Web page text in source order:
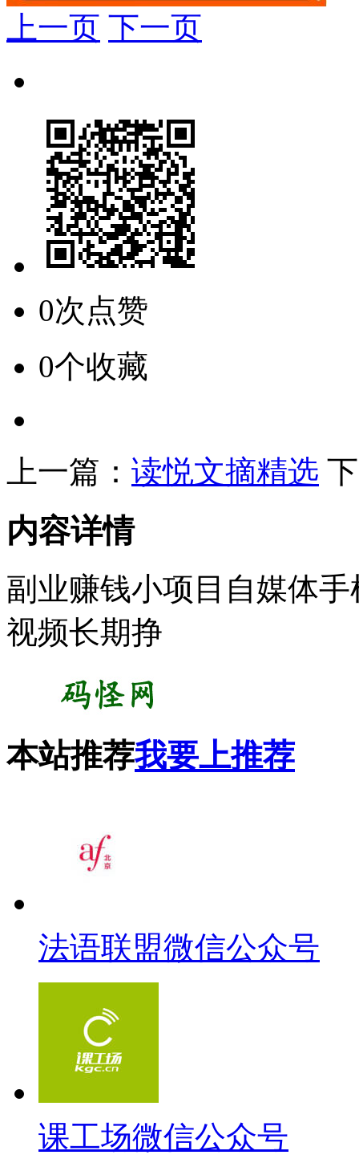
上一页 下一页
0次点赞
0个收藏
上一篇： 读悦文摘精选
内容详情
副业赚钱小项目自媒体
视频长期挣
本站推荐我要上推荐
法语联盟微信公众号
课工场微信公众号